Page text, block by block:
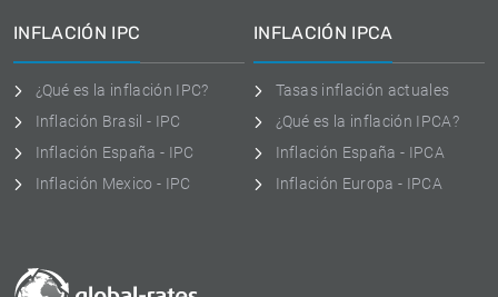
INFLACIÓN IPC
¿Qué es la inflación IPC?
Inflación Brasil - IPC
Inflación España - IPC
Inflación Mexico - IPC
INFLACIÓN IPCA
Tasas inflación actuales
¿Qué es la inflación IPCA?
Inflación España - IPCA
Inflación Europa - IPCA